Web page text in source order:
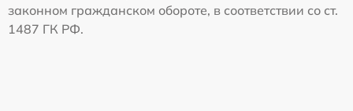
законном гражданском обороте, в соответствии со ст.
1487 ГК РФ.